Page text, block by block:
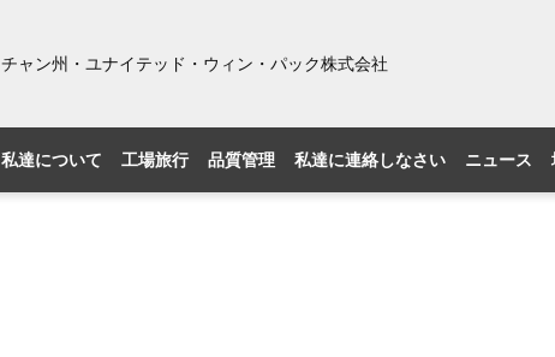
チャン州・ユナイテッド・ウィン・パック株式会社
私達について 工場旅行 品質管理 私達に連絡しなさい ニュース